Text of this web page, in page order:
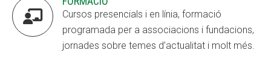

Cursos presencials i en línia, formació
programada per a associacions i fundacions,
jornades sobre temes d’actualitat i molt més.